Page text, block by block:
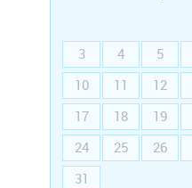
3
4 5
10
11 12
17
18 19
24
25 26
31